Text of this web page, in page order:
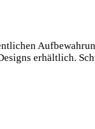
erhältlich.